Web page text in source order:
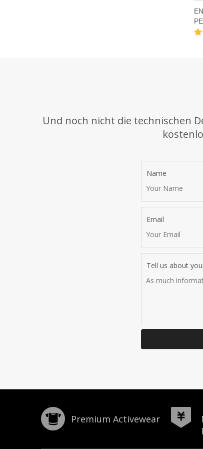
Und noch nicht die technischen
Name
Email
Tell us about
Premium Activewear